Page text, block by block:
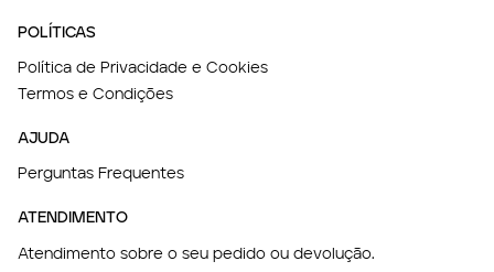
POLÍTICAS
Política de Privacidade e Cookies
Termos e Condições
AJUDA
Perguntas Frequentes
ATENDIMENTO
Atendimento sobre o seu pedido ou devolução.